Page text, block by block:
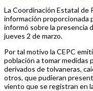
La Coordinación Estatal de
información proporcionada
informó sobre la presencia
jueves 2 de marzo.
Por tal motivo la CEPC
población a tomar medidas
derivados de tolvaneras,
otros, que pudieran
viento que se registran en